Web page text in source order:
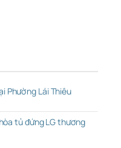
Phường Lái Thiêu
tủ đứng LG thương